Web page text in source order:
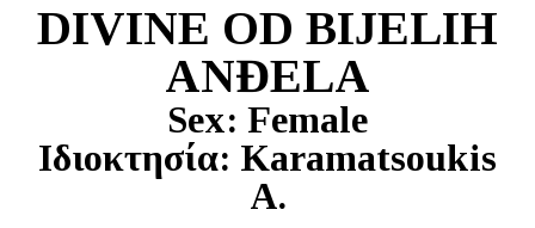
DIVINE OD BIJELIH
ANĐELA
Sex: Female
Ιδιοκτησία: Karamatsoukis
A.